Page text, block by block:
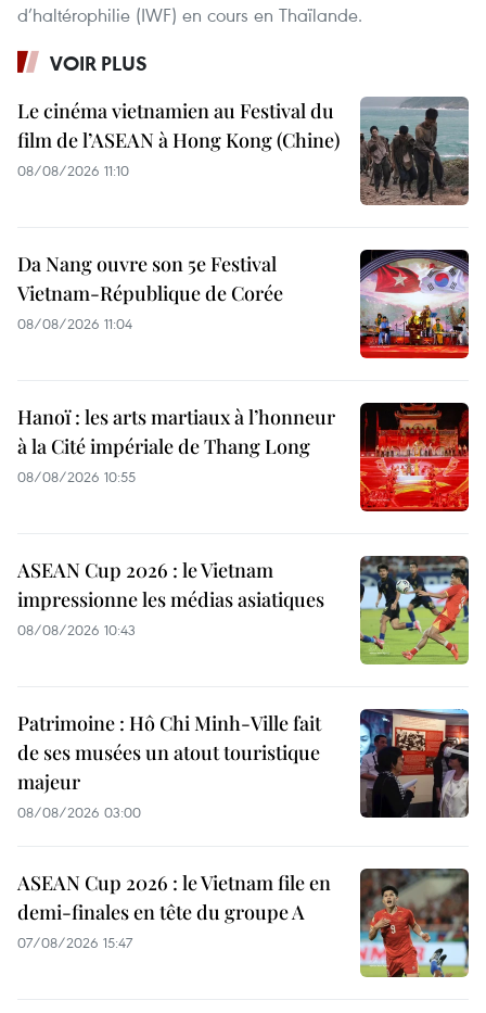
d’haltérophilie (IWF) en cours en Thaïlande.
VOIR PLUS
Le cinéma vietnamien au Festival du
film de l’ASEAN à Hong Kong (Chine)
08/08/2026 11:10
Da Nang ouvre son 5e Festival
Vietnam-République de Corée
08/08/2026 11:04
Hanoï : les arts martiaux à l’honneur
à la Cité impériale de Thang Long
08/08/2026 10:55
ASEAN Cup 2026 : le Vietnam
impressionne les médias asiatiques
08/08/2026 10:43
Patrimoine : Hô Chi Minh-Ville fait
de ses musées un atout touristique
majeur
08/08/2026 03:00
ASEAN Cup 2026 : le Vietnam file en
demi-finales en tête du groupe A
07/08/2026 15:47